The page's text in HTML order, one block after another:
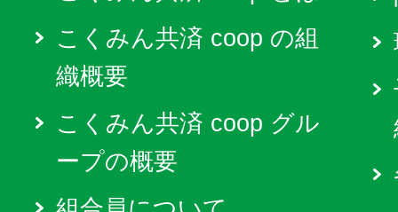
こくみん共済 coop の組
織概要
こくみん共済 coop グル
ープの概要